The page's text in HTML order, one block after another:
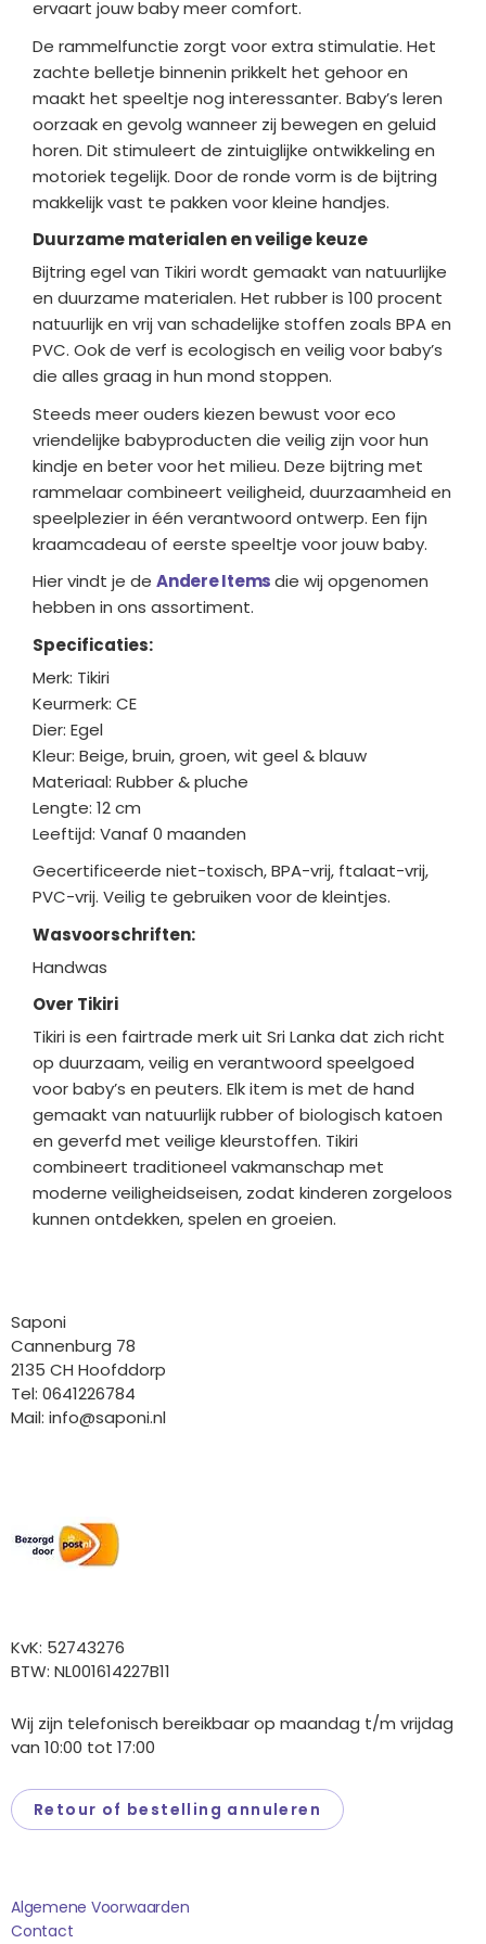
ervaart jouw baby meer comfort.
De rammelfunctie zorgt voor extra stimulatie. Het
zachte belletje binnenin prikkelt het gehoor en
maakt het speeltje nog interessanter. Baby’s leren
oorzaak en gevolg wanneer zij bewegen en geluid
horen. Dit stimuleert de zintuiglijke ontwikkeling en
motoriek tegelijk. Door de ronde vorm is de bijtring
makkelijk vast te pakken voor kleine handjes.
Duurzame materialen en veilige keuze
Bijtring egel van Tikiri wordt gemaakt van natuurlijke
en duurzame materialen. Het rubber is 100 procent
natuurlijk en vrij van schadelijke stoffen zoals BPA en
PVC. Ook de verf is ecologisch en veilig voor baby’s
die alles graag in hun mond stoppen.
Steeds meer ouders kiezen bewust voor eco
vriendelijke babyproducten die veilig zijn voor hun
kindje en beter voor het milieu. Deze bijtring met
rammelaar combineert veiligheid, duurzaamheid en
speelplezier in één verantwoord ontwerp. Een fijn
kraamcadeau of eerste speeltje voor jouw baby.
Hier vindt je de Andere Itemsdie wij opgenomen
hebben in ons assortiment.
Specificaties:
Merk: Tikiri
Keurmerk: CE
Dier: Egel
Kleur: Beige, bruin, groen, wit geel & blauw
Materiaal: Rubber & pluche
Lengte: 12 cm
Leeftijd: Vanaf 0 maanden
Gecertificeerde niet-toxisch, BPA-vrij, ftalaat-vrij,
PVC-vrij. Veilig te gebruiken voor de kleintjes.
Wasvoorschriften:
Handwas
Over Tikiri
Tikiri is een fairtrade merk uit Sri Lanka dat zich richt
op duurzaam, veilig en verantwoord speelgoed
voor baby’s en peuters. Elk item is met de hand
gemaakt van natuurlijk rubber of biologisch katoen
en geverfd met veilige kleurstoffen. Tikiri
combineert traditioneel vakmanschap met
moderne veiligheidseisen, zodat kinderen zorgeloos
kunnen ontdekken, spelen en groeien.
Saponi
Cannenburg 78
2135 CH Hoofddorp
Tel: 0641226784
Mail: info@saponi.nl
KvK: 52743276
BTW: NL001614227B11
Wij zijn telefonisch bereikbaar op maandag t/m vrijdag
van 10:00 tot 17:00
Retour of bestelling annuleren
Algemene Voorwaarden
Contact